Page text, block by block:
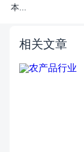
本...
相关文章